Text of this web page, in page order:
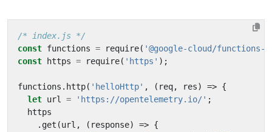
/* index.js */
const functions = require( '@google-cloud/functions-
const
https = require( 'https' );
functions . http( 'helloHttp' , ( req, res) => {
let url = 'https://opentelemetry.io/' ;
https
. get (url , ( response) => {